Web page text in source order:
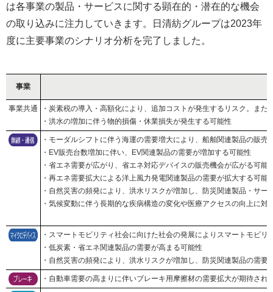
は各事業の製品・サービスに関する顕在的・潜在的な機会
の取り込みに注力していきます。日清紡グループは2023年
度に主要事業のシナリオ分析を完了しました。
事業
事業共通
・炭素税の導入・高額化により、追加コストが発生するリスク。ま
・洪水の増加に伴う物的損傷・休業損失が発生する可能性
・モーダルシフトに伴う海運の需要増大により、船舶関連製品の販売
・EV販売台数増加に伴い、EV関連製品の需要が増加する可能性
・省エネ需要が広がり、省エネ対応デバイスの販売機会が広がる可能
・再エネ需要拡大による洋上風力発電関連製品の需要が拡大する可能
・自然災害の頻発により、洪水リスクが増加し、防災関連製品・サー
・気候変動に伴う長期的な疾病構造の変化や医療アクセスの向上に
・スマートモビリティ社会に向けた社会の発展によりスマートモビ
・低炭素・省エネ関連製品の需要が高まる可能性
・自然災害の頻発により、洪水リスクが増加し、防災関連製品の需要
・自動車需要の高まりに伴いブレーキ用摩擦材の需要拡大が期待さ